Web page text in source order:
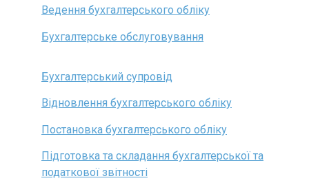
Ведення бухгалтерського обліку
Бухгалтерське обслуговування
Бухгалтерський супровід
Відновлення бухгалтерського обліку
Постановка бухгалтерського обліку
Підготовка та складання бухгалтерської та
податкової звітності